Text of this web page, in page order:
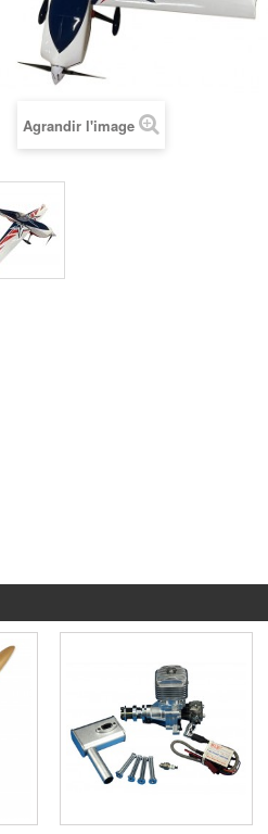
Agrandir l'image